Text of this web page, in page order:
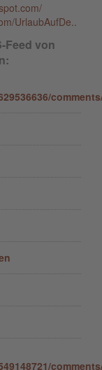
UrlaubAufDe..
Feed von